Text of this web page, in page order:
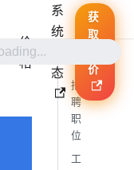
价
格
系
统
态
获
取
价
招
聘
职
位
工